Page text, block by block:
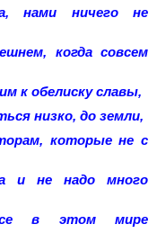
нами ничего не
когда совсем
к обелиску славы,
низко, до земли,
которые не с
и не надо много
в этом мире